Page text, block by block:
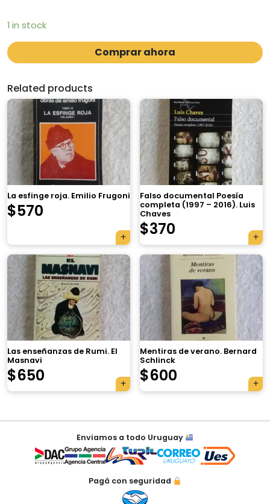
1 in stock
Comprar ahora
Related products
La esfinge roja. Emilio Frugoni
$570
Falso documental Poesía
completa (1997 – 2016). Luis
Chaves
$370
Las enseñanzas de Rumi. El
Masnavi
$650
Mentiras de verano. Bernard
Schlinck
$600
Navegación
entradas
Enviamos a todo Uruguay
Pagá con seguridad
×
Tu carrito está vacío.
Agregá un producto y aparecerá acá
automáticamente.